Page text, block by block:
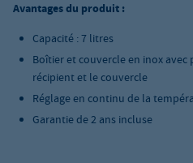
Avantages du produit :
Capacité : 7 litres
Boîtier et couvercle en inox
récipient et le couvercle
Réglage en continu de la
Garantie de 2 ans incluse